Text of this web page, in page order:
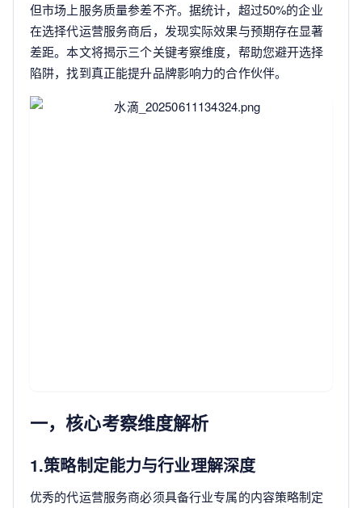
但市场上服务质量参差不齐。据统计，超过50%的企业
在选择代运营服务商后，发现实际效果与预期存在显著
差距。本文将揭示三个关键考察维度，帮助您避开选择
陷阱，找到真正能提升品牌影响力的合作伙伴。
一，核心考察维度解析
1.策略制定能力与行业理解深度
优秀的代运营服务商必须具备行业专属的内容策略制定